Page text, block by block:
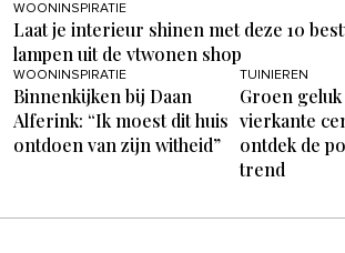
WOONINSPIRATIE
Laat je interieur shinen met deze 10
lampen uit de vtwonen shop
WOONINSPIRATIE
Binnenkijken bij Daan
Alferink: “Ik moest dit huis
ontdoen van zijn witheid”
TUINIEREN
Groen
vierkante
ontdek de
trend